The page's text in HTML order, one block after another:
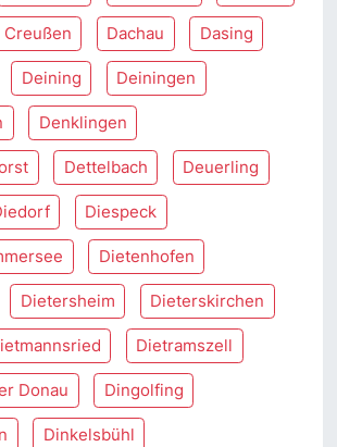
Creußen Dachau Dasing
Deining Deiningen
Denklingen
Dettelbach Deuerling
Diespeck
Dietenhofen
Dietersheim Dieterskirchen
Dietramszell
Donau Dingolfing
Dinkelsbühl